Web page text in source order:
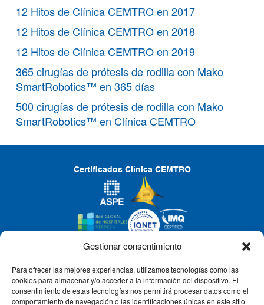
Gestionar consentimiento
Para ofrecer las mejores experiencias, utilizamos tecnologías como las
cookies para almacenar y/o acceder a la información del dispositivo. El
consentimiento de estas tecnologías nos permitirá procesar datos como el
comportamiento de navegación o las identificaciones únicas en este sitio.
12 Hitos de Clínica CEMTRO en 2017
12 Hitos de Clínica CEMTRO en 2018
12 Hitos de Clínica CEMTRO en 2019
365 cirugías de prótesis de rodilla con Mako
SmartRobotics™ en 365 días
500 cirugías de prótesis de rodilla con Mako
SmartRobotics™ en Clínica CEMTRO
Certificados Clínica CEMTRO
CLÍNICA CEMTRO